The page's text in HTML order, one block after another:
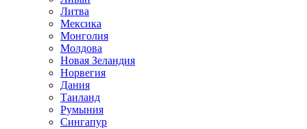
Литва
Мексика
Монголия
Молдова
Новая Зеландия
Норвегия
Дания
Таиланд
Румыния
Сингапур